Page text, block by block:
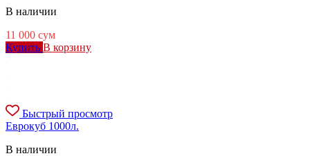
В наличии
11 000 сум
Купить В корзину
Быстрый просмотр
Еврокуб 1000л.
В наличии